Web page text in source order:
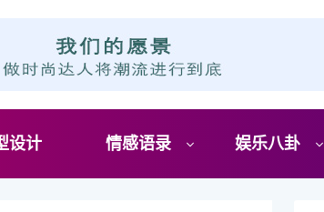
设计 情感语录 娱乐八卦